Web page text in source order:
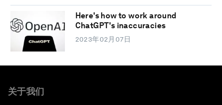
Here's how to work around
ChatGPT's inaccuracies
2023年02月07日
关于我们